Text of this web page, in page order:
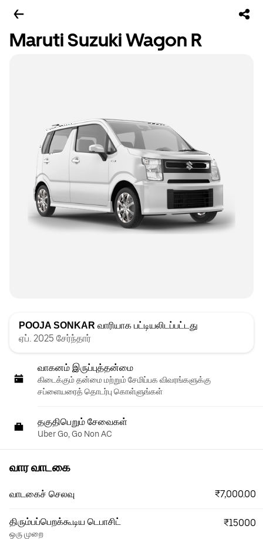
Maruti Suzuki Wagon R
POOJA SONKAR வாரியாக பட்டியலிடப்பட்டது
ஏப். 2025 சேர்ந்தார்
வாகனம் இருப்புத்தன்மை
கிடைக்கும் தன்மை மற்றும் சேமிப்பக விவரங்களுக்கு
சப்ளையரைத் தொடர்பு கொள்ளுங்கள்
தகுதிபெறும் சேவைகள்
Uber Go, Go Non AC
வார வாடகை
வாடகைச் செலவு ₹7,000.00
திரும்பப்பெறக்கூடிய டெபாசிட்
ஒரு முறை
₹15000